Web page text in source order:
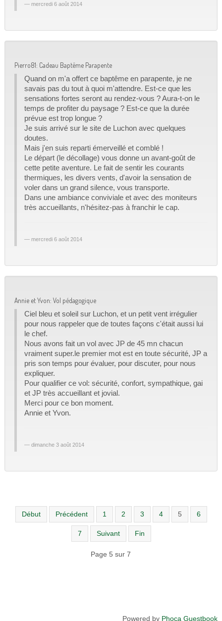
mercredi 6 août 2014
Pierro81: Cadeau Baptême Parapente
Quand on m'a offert ce baptême en parapente, je ne
savais pas du tout à quoi m'attendre. Est-ce que les
sensations fortes seront au rendez-vous ? Aura-t-on le
temps de profiter du paysage ? Est-ce que la durée
prévue est trop longue ?
Je suis arrivé sur le site de Luchon avec quelques
doutes.
Mais j'en suis reparti émerveillé et comblé !
Le départ (le décollage) vous donne un avant-goût de
cette petite aventure. Le fait de sentir les courants
thermiques, les divers vents, d'avoir la sensation de
voler dans un grand silence, vous transporte.
Dans une ambiance conviviale et avec des moniteurs
très accueillants, n'hésitez-pas à franchir le cap.
mercredi 6 août 2014
Annie et Yvon: Vol pédagogique
Ciel bleu et soleil sur Luchon, et un petit vent irrégulier
pour nous rappeler que de toutes façons c'était aussi lui
le chef.
Nous avons fait un vol avec JP de 45 mn chacun
vraiment super.le premier mot est en toute sécurité, JP a
pris son temps pour évaluer, pour discuter, pour nous
expliquer.
Pour qualifier ce vol: sécurité, confort, sympathique, gai
et JP très accueillant et jovial.
Merci pour ce bon moment.
Annie et Yvon.
dimanche 3 août 2014
Début Précédent 1 2 3 4 5 6
7 Suivant Fin
Page 5 sur 7
Powered by Phoca Guestbook